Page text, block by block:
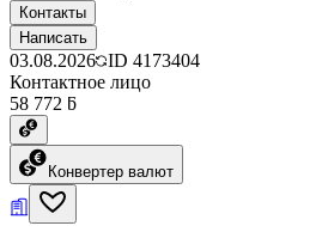
Контакты
Написать
03.08.2026 ID 4173404
Контактное лицо
58 772 ƃ
Конвертер валют